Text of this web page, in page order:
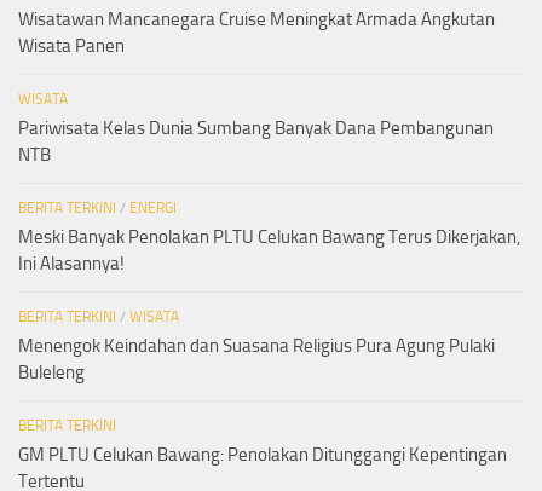
Wisatawan Mancanegara Cruise Meningkat Armada Angkutan
Wisata Panen
WISATA
Pariwisata Kelas Dunia Sumbang Banyak Dana Pembangunan
NTB
BERITA TERKINI / ENERGI
Meski Banyak Penolakan PLTU Celukan Bawang Terus Dikerjakan,
Ini Alasannya!
BERITA TERKINI / WISATA
Menengok Keindahan dan Suasana Religius Pura Agung Pulaki
Buleleng
BERITA TERKINI
GM PLTU Celukan Bawang: Penolakan Ditunggangi Kepentingan
Tertentu